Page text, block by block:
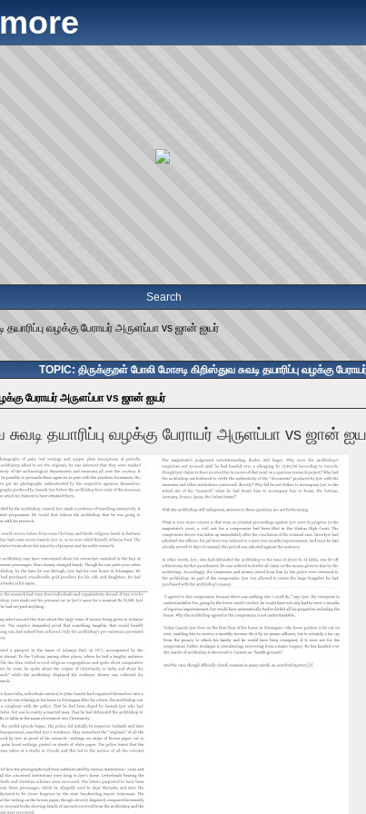
Search
தயாரிப்பு வழக்கு பேராயர் அருளப்பா vs ஜான் ஐயர்
TOPIC: திருக்குறள் போலி மோசடி கிறிஸ்துவ சுவடி தயாரிப்பு வழக்கு
பேராயர் அருளப்பா vs ஜான் ஐயர்
சுவடி தயாரிப்பு வழக்கு பேராயர் அருளப்பா vs ஜான்